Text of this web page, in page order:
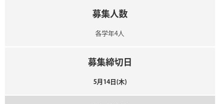
募集人数
各学年4人
募集締切日
5月14日(木)